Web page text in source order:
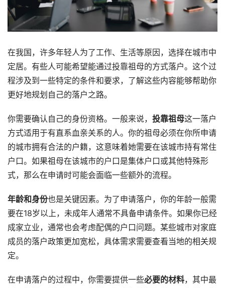
在我国，许多年轻人为了工作、生活等原因，选择在城市中
定居。有些人可能希望能通过投靠祖母的方式落户。这个过
程涉及到一些特定的条件和要求，了解这些内容能够帮助你
更好地规划自己的落户之路。
你需要确认自己的身份资格。一般来说， 投靠祖母这一落户
方式适用于有直系血亲关系的人。你的祖母必须在你所申请
的城市拥有合法的户籍，这意味着她需要在该城市持有常住
户口。如果祖母在该城市的户口是集体户口或其他特殊形
式，那么在申请时可能会面临一些额外的流程。
年龄和身份也是关键因素。为了申请落户，你的年龄一般需
要在18岁以上，未成年人通常不具备申请条件。如果你已经
成家立业，通常也会考虑配偶的户口问题。某些城市对家庭
成员的落户政策更加宽松，具体需求需要查看当地的相关规
定。
在申请落户的过程中，你需要提供一些必要的材料，其中最